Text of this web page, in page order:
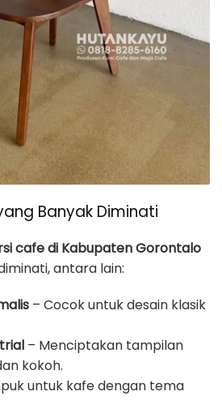
Banyak Diminati
cafe di Kabupaten Gorontalo
antara lain:
– Cocok untuk desain klasik
– Menciptakan tampilan
kokoh.
untuk kafe dengan tema